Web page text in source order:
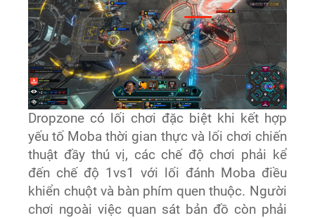
Dropzone có lối chơi đặc biệt khi kết hợp
yếu tố Moba thời gian thực và lối chơi chiến
thuật đầy thú vị, các chế độ chơi phải kể
đến chế độ 1vs1 với lối đánh Moba điều
khiển chuột và bàn phím quen thuộc. Người
chơi ngoài việc quan sát bản đồ còn phải